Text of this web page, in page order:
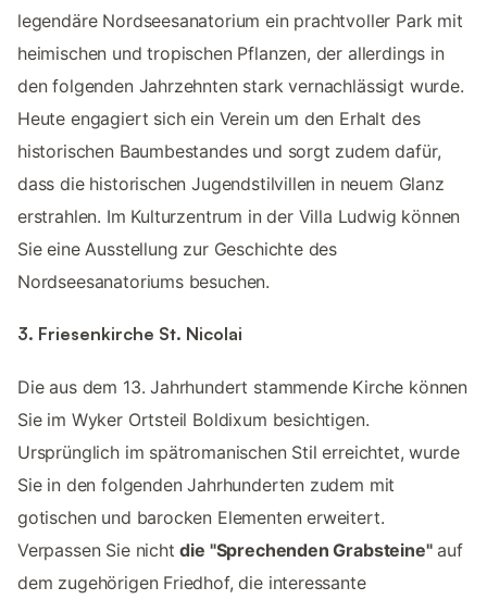
legendäre Nordseesanatorium ein prachtvoller Park mit
heimischen und tropischen Pflanzen, der allerdings in
den folgenden Jahrzehnten stark vernachlässigt wurde.
Heute engagiert sich ein Verein um den Erhalt des
historischen Baumbestandes und sorgt zudem dafür,
dass die historischen Jugendstilvillen in neuem Glanz
erstrahlen. Im Kulturzentrum in der Villa Ludwig können
Sie eine Ausstellung zur Geschichte des
Nordseesanatoriums besuchen.
3. Friesenkirche St. Nicolai
Die aus dem 13. Jahrhundert stammende Kirche können
Sie im Wyker Ortsteil Boldixum besichtigen.
Ursprünglich im spätromanischen Stil erreichtet, wurde
Sie in den folgenden Jahrhunderten zudem mit
gotischen und barocken Elementen erweitert.
Verpassen Sie nichtdie "Sprechenden Grabsteine"auf
dem zugehörigen Friedhof, die interessante